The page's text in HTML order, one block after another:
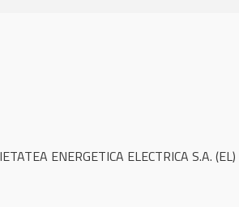
ENERGETICA ELECTRICA S.A.